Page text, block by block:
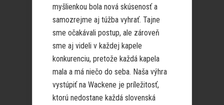
myšlienkou bola nová skúsenosť a
samozrejme aj túžba vyhrať. Tajne
sme očakávali postup, ale zároveň
sme aj videli v každej kapele
konkurenciu, pretože každá kapela
mala a má niečo do seba. Naša výhra
vystúpiť na Wackene je príležitosť,
ktorú nedostane každá slovenská